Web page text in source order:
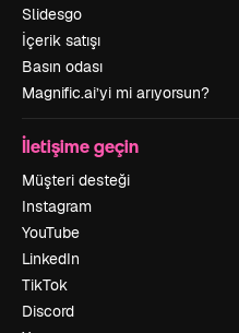
Slidesgo
İçerik satışı
Basın odası
Magnific.ai’yi mi arıyorsun?
İletişime geçin
Müşteri desteği
Instagram
YouTube
LinkedIn
TikTok
Discord